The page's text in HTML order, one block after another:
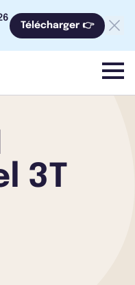
Télécharger 👉
menu
3T